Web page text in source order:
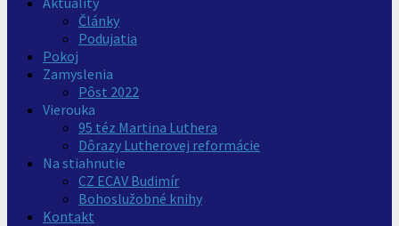
Články
Podujatia
Pokoj
Zamyslenia
Pôst 2022
Vierouka
95 téz Martina Luthera
Dôrazy Lutherovej reformácie
Na stiahnutie
CZ ECAV Budimír
Bohoslužobné knihy
Kontakt